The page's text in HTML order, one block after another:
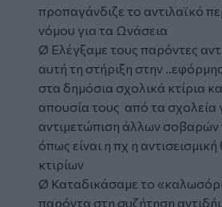
προπαγάνδιζε το αντιλαϊκό
νόμου για τα Ωνάσεια
Ø Ελέγξαμε τους παρόντες
αυτή τη στήριξη στην
στα δημόσια σχολικά κτίρια
απουσία τους από τα σχολεία
αντιμετώπιση άλλων
όπως είναι η πχ η
κτιρίων
Ø Καταδικάσαμε το
παρόντα στη συζήτηση